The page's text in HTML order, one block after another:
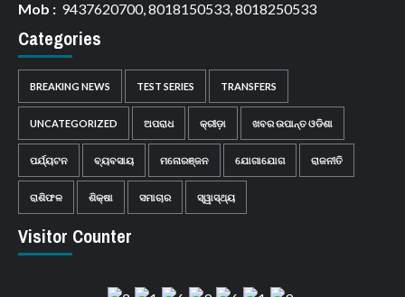
Mob : 9437620700, 8018150533, 8018250533
Categories
BREAKING NEWS TEST SERIES TRANSFERS
UNCATEGORIZED ଅପରାଧ କ୍ରୀଡ଼ା ଖବର ଉପାନ୍ତ ଓଡିଶା
ପର୍ଯ୍ୟଟନ ବ୍ୟବସାୟ ମନୋରଞ୍ଜନ ଯୋଗାଯୋଗ ରାଜନୀତି
ରାଶିଫଳ ଶିକ୍ଷା ସମାଚାର ସ୍ୱାସ୍ଥ୍ୟ
Visitor Counter